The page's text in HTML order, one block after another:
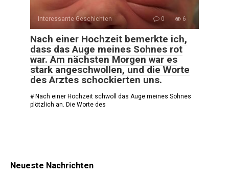
Interessante Geschichten 0 6
Nach einer Hochzeit bemerkte ich,
dass das Auge meines Sohnes rot
war. Am nächsten Morgen war es
stark angeschwollen, und die Worte
des Arztes schockierten uns.
# Nach einer Hochzeit schwoll das Auge meines Sohnes
plötzlich an. Die Worte des
Neueste Nachrichten